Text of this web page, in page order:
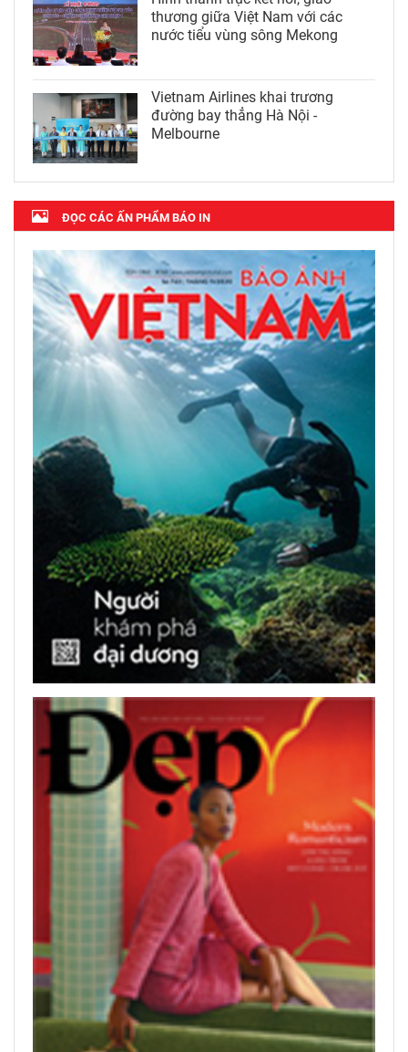
thương giữa Việt Nam với các
nước tiểu vùng sông Mekong
Vietnam Airlines khai trương
đường bay thẳng Hà Nội -
Melbourne
ĐỌC CÁC ẤN PHẨM BÁO IN